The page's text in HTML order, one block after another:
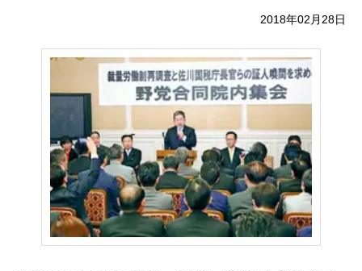
2018年02月28日